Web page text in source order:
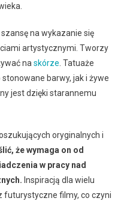
na wykazanie się
artystycznymi. Tworzy
na skórze . Tatuaże
barwy, jak i żywe
jest dzięki starannemu
oryginalnych i
że wymaga on od
w pracy nad
Inspiracją dla wielu
futurystyczne filmy, co czyni